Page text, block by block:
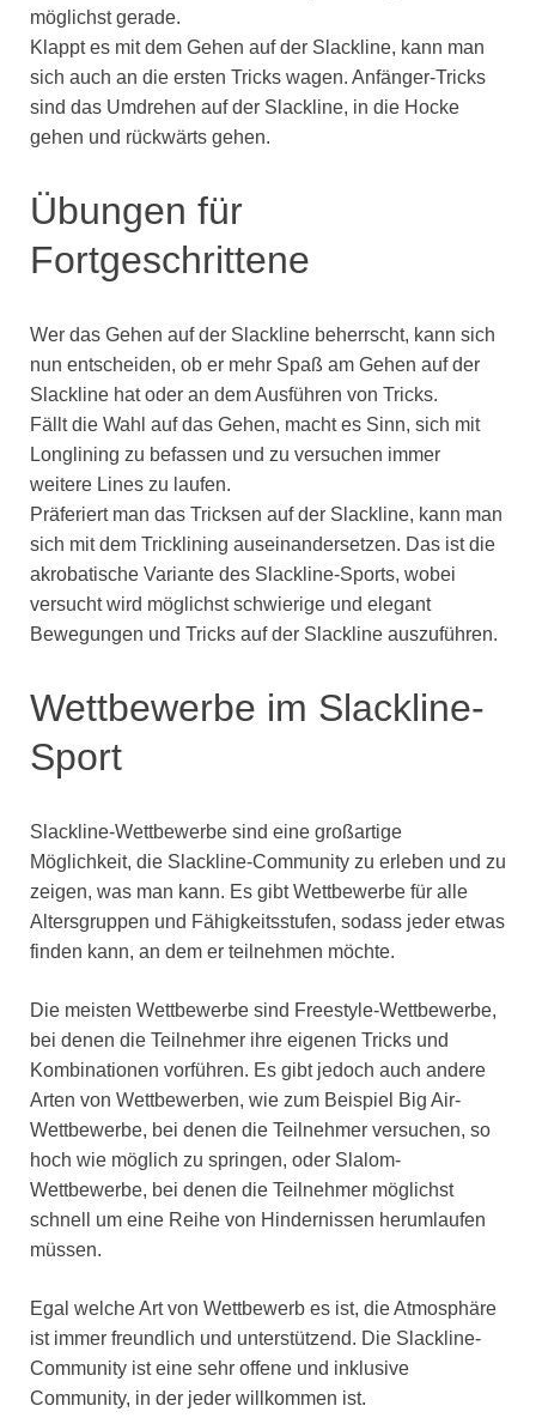
möglichst gerade.
Klappt es mit dem Gehen auf der Slackline, kann man
sich auch an die ersten Tricks wagen. Anfänger-Tricks
sind das Umdrehen auf der Slackline, in die Hocke
gehen und rückwärts gehen.
Übungen für
Fortgeschrittene
Wer das Gehen auf der Slackline beherrscht, kann sich
nun entscheiden, ob er mehr Spaß am Gehen auf der
Slackline hat oder an dem Ausführen von Tricks.
Fällt die Wahl auf das Gehen, macht es Sinn, sich mit
Longlining zu befassen und zu versuchen immer
weitere Lines zu laufen.
Präferiert man das Tricksen auf der Slackline, kann man
sich mit dem Tricklining auseinandersetzen. Das ist die
akrobatische Variante des Slackline-Sports, wobei
versucht wird möglichst schwierige und elegant
Bewegungen und Tricks auf der Slackline auszuführen.
Wettbewerbe im Slackline-
Sport
Slackline-Wettbewerbe sind eine großartige
Möglichkeit, die Slackline-Community zu erleben und zu
zeigen, was man kann. Es gibt Wettbewerbe für alle
Altersgruppen und Fähigkeitsstufen, sodass jeder etwas
finden kann, an dem er teilnehmen möchte.
Die meisten Wettbewerbe sind Freestyle-Wettbewerbe,
bei denen die Teilnehmer ihre eigenen Tricks und
Kombinationen vorführen. Es gibt jedoch auch andere
Arten von Wettbewerben, wie zum Beispiel Big Air-
Wettbewerbe, bei denen die Teilnehmer versuchen, so
hoch wie möglich zu springen, oder Slalom-
Wettbewerbe, bei denen die Teilnehmer möglichst
schnell um eine Reihe von Hindernissen herumlaufen
müssen.
Egal welche Art von Wettbewerb es ist, die Atmosphäre
ist immer freundlich und unterstützend. Die Slackline-
Community ist eine sehr offene und inklusive
Community, in der jeder willkommen ist.